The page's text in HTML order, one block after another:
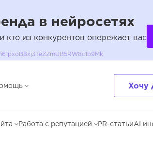
в нейросетях
кто из конкурентов опережает вас
Хочу
Работа с репутацией PR-статьиAI